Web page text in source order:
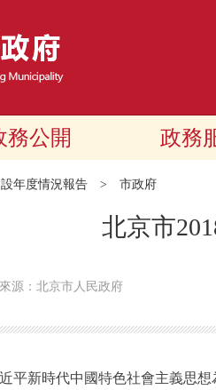
務公開 政務
年度情況報告 > 市政府
北京市
來源：北京市人民政府
新時代中國特色社會主義思想